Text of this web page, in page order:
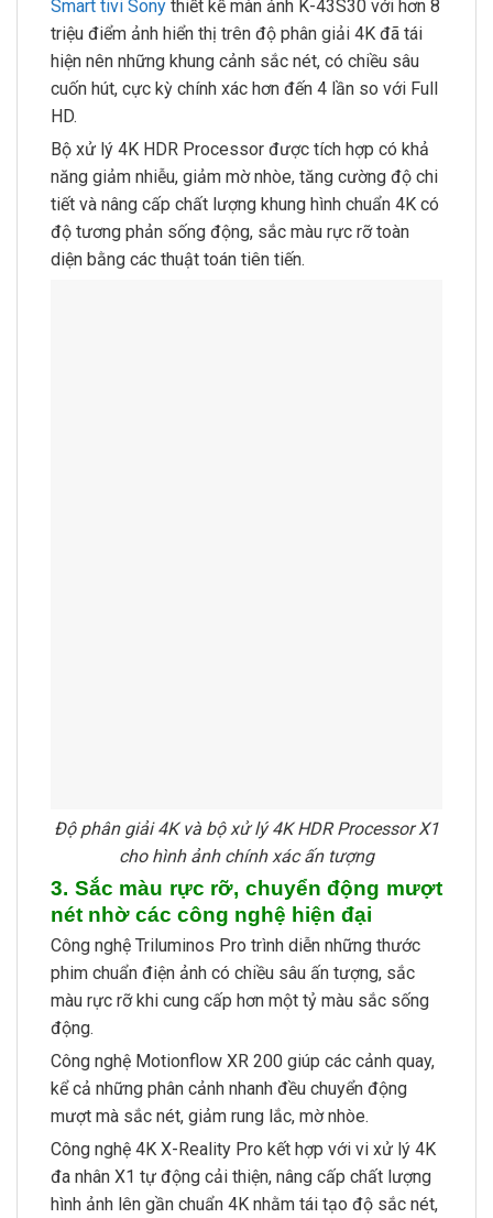
Smart tivi Sony thiết kế màn ảnh K-43S30 với hơn 8
triệu điểm ảnh hiển thị trên độ phân giải 4K đã tái
hiện nên những khung cảnh sắc nét, có chiều sâu
cuốn hút, cực kỳ chính xác hơn đến 4 lần so với Full
HD.
Bộ xử lý 4K HDR Processor được tích hợp có khả
năng giảm nhiễu, giảm mờ nhòe, tăng cường độ chi
tiết và nâng cấp chất lượng khung hình chuẩn 4K có
độ tương phản sống động, sắc màu rực rỡ toàn
diện bằng các thuật toán tiên tiến.
Độ phân giải 4K và bộ xử lý 4K HDR Processor X1
cho hình ảnh chính xác ấn tượng
3. Sắc màu rực rỡ, chuyển động mượt
nét nhờ các công nghệ hiện đại
Công nghệ Triluminos Pro trình diễn những thước
phim chuẩn điện ảnh có chiều sâu ấn tượng, sắc
màu rực rỡ khi cung cấp hơn một tỷ màu sắc sống
động.
Công nghệ Motionflow XR 200 giúp các cảnh quay,
kể cả những phân cảnh nhanh đều chuyển động
mượt mà sắc nét, giảm rung lắc, mờ nhòe.
Công nghệ 4K X-Reality Pro kết hợp với vi xử lý 4K
đa nhân X1 tự động cải thiện, nâng cấp chất lượng
hình ảnh lên gần chuẩn 4K nhằm tái tạo độ sắc nét,